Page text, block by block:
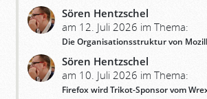
Sören Hentzschel
am 12. Juli 2026 im Thema:
Die Organisationsstruktur von
Sören Hentzschel
am 10. Juli 2026 im Thema:
Firefox wird Trikot-Sponsor vom